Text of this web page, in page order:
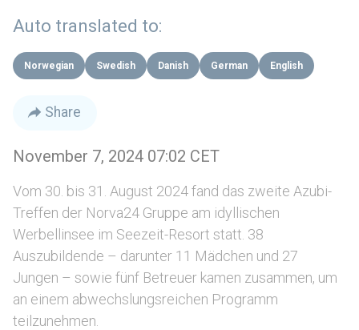
Auto translated to:
Norwegian Swedish Danish German English
Share
November 7, 2024 07:02 CET
Vom 30. bis 31. August 2024 fand das zweite Azubi-
Treffen der Norva24 Gruppe am idyllischen
Werbellinsee im Seezeit-Resort statt. 38
Auszubildende – darunter 11 Mädchen und 27
Jungen – sowie fünf Betreuer kamen zusammen, um
an einem abwechslungsreichen Programm
teilzunehmen.